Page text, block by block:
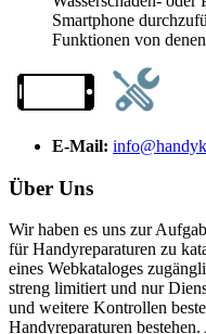
Smartphone
Funktionen von
E-Mail:
Über Uns
Wir haben es uns zur
für Handyreparaturen zu
eines Webkataloges
streng limitiert und nur
und weitere Kontrollen
Handyreparaturen